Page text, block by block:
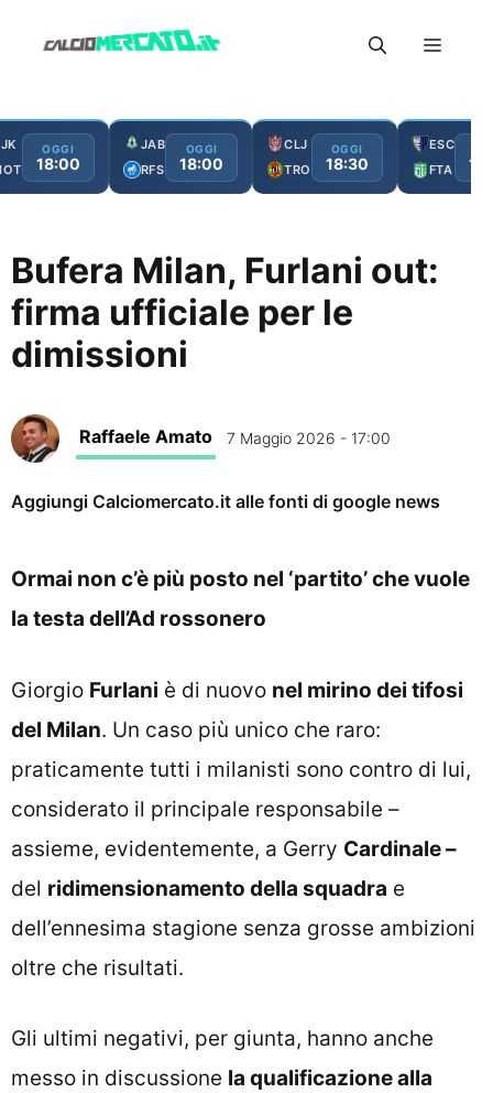
Menu
OGGI
18:00
JAB
RFS
OGGI
18:00
CLJ
TRO
OGGI
18:30
ESC
FTA
Bufera Milan, Furlani out:
firma ufficiale per le
dimissioni
Raffaele Amato 7 Maggio 2026 - 17:00
Aggiungi Calciomercato.it alle fonti di google news
Ormai non c’è più posto nel ‘partito’ che vuole
la testa dell’Ad rossonero
Giorgio Furlani è di nuovo nel mirino dei tifosi
del Milan. Un caso più unico che raro:
praticamente tutti i milanisti sono contro di lui,
considerato il principale responsabile –
assieme, evidentemente, a Gerry Cardinale –
del ridimensionamento della squadra e
dell’ennesima stagione senza grosse ambizioni
oltre che risultati.
Gli ultimi negativi, per giunta, hanno anche
messo in discussione la qualificazione alla